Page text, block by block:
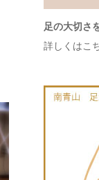
足の大切さ
詳しくはこ